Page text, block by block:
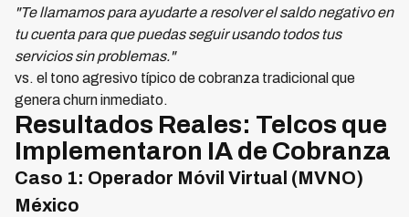
"Te llamamos para ayudarte a resolver el saldo negativo en
tu cuenta para que puedas seguir usando todos tus
servicios sin problemas."
vs. el tono agresivo típico de cobranza tradicional que
genera churn inmediato.
Resultados Reales: Telcos que
Implementaron IA de Cobranza
Caso 1: Operador Móvil Virtual (MVNO)
México